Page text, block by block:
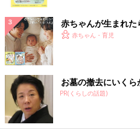
赤ちゃんが生まれた
赤ちゃん・育児
お墓の撤去にいく
PR(くらしの話題)